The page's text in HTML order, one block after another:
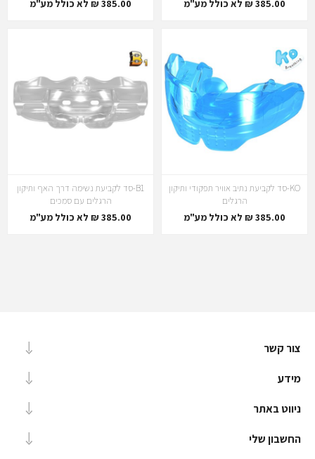
385.00 ₪ לא כולל מע"מ 385.00 ₪ לא כולל מע"מ
KO-סד לקביעת נתיב אוויר תפקודי ותיקון
הרגלים
385.00 ₪ לא כולל מע"מ
B1-סד לקביעת נשימה דרך האף ותיקון
הרגלים עם סמכים
385.00 ₪ לא כולל מע"מ
צור קשר
מידע
ניווט באתר
החשבון שלי